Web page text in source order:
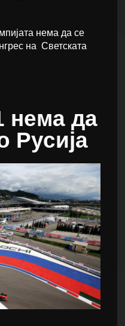
нема да се
на Светската
нема да
Русија